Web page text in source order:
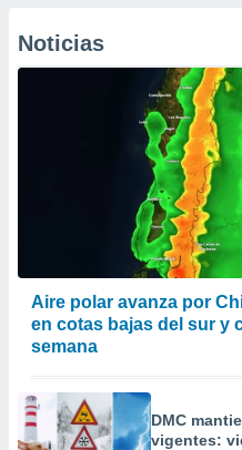
Noticias
Aire polar avanza por
en cotas bajas del sur y
semana
DMC
vigentes: